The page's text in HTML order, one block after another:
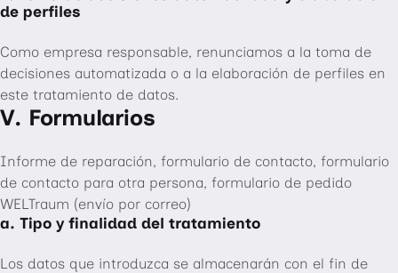
de perfiles
Como empresa responsable, renunciamos a la toma de
decisiones automatizada o a la elaboración de perfiles en
este tratamiento de datos.
V. Formularios
Informe de reparación, formulario de contacto, formulario
de contacto para otra persona, formulario de pedido
WELTraum (envío por correo)
a. Tipo y finalidad del tratamiento
Los datos que introduzca se almacenarán con el fin de